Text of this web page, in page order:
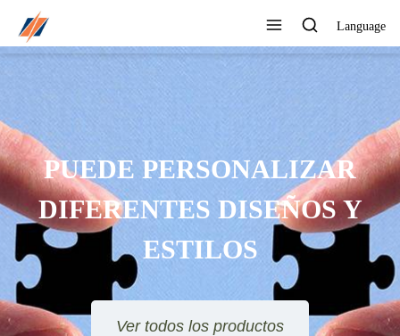
Language
PROFESIONAL
RECONOCIDO POR LOS
CLIENTES
Ver todos los productos